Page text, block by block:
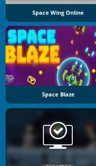
Space Wing Online
Space Blaze